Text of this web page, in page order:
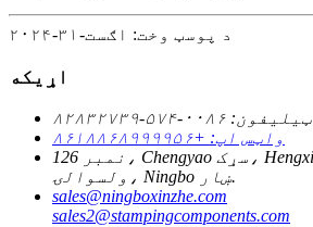
د پوسټ وخت: اګست-۳۱-۲۰۲۴
اړیکه
ټیلیفون: ۰۰۸۶-۵۷۴-۸۲۸۳۲۷۳۹
واټس اپ: +۸۶۱۸۸۶۸۹۹۹۹۵۶
نمبر 126، Chengyao سړک، Hengxi ټاون، Yinzhou
ولسوالۍ، Ningbo ښار.
sales@ningboxinzhe.com
sales2@stampingcomponents.com